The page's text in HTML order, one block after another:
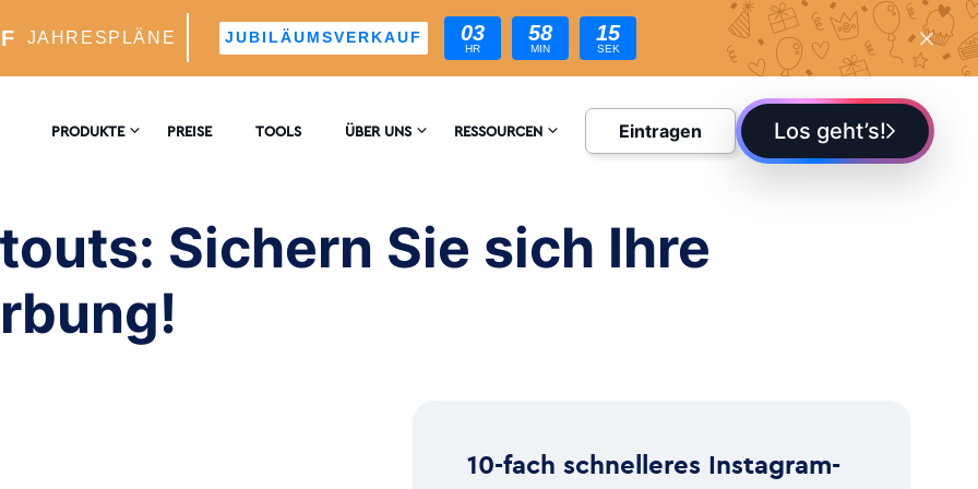
JAHRESPLÄNE JUBILÄUMSVERKAUF 03
HR
58
MIN
13
SEK
PRODUKTE
KI-Gesteuerter Wachstumsmotor
Und -Analyse
PREISE TOOLS ÜBER UNS RESSOURCEN
BLOG
Eintragen Los geht’s!
Sichern Sie sich Ihre
10-fach schnelleres Instagram-